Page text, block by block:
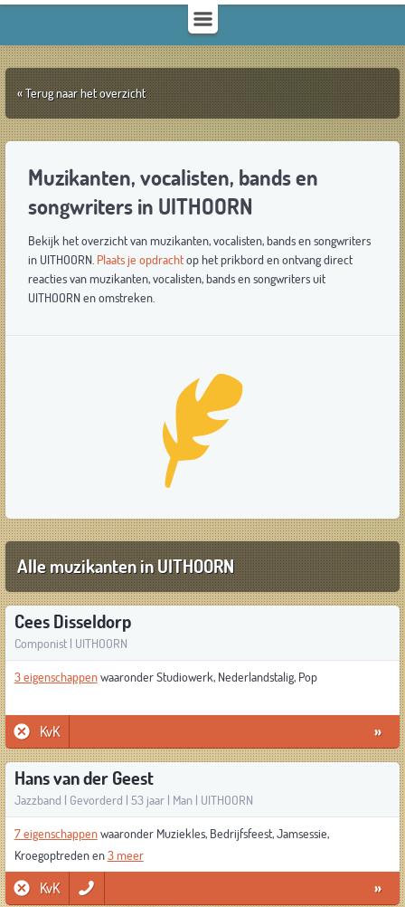
« Terug naar het overzicht
Muzikanten, vocalisten, bands en
songwriters in UITHOORN
Bekijk het overzicht van muzikanten, vocalisten, bands en songwriters
in UITHOORN. Plaats je opdrachtop het prikbord en ontvang direct
reacties van muzikanten, vocalisten, bands en songwriters uit
UITHOORN en omstreken.
Alle muzikanten in UITHOORN
Cees Disseldorp
Componist | UITHOORN
3 eigenschappenwaaronder Studiowerk, Nederlandstalig, Pop
KvK »
Hans van der Geest
Jazzband | Gevorderd | 53 jaar | Man | UITHOORN
7 eigenschappenwaaronder Muziekles, Bedrijfsfeest, Jamsessie,
Kroegoptreden en3 meer
KvK »